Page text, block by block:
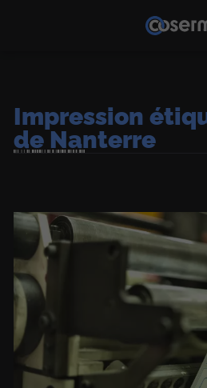
Impression
de Nanterre